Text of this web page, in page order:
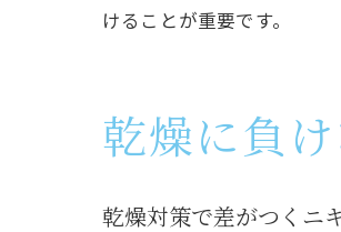
けることが重要です。
乾燥に負
乾燥対策で差がつくニ